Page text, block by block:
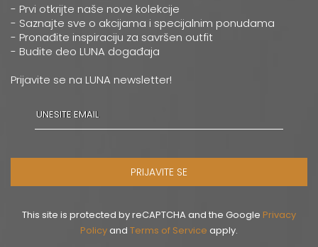
- Prvi otkrijte naše nove kolekcije
- Saznajte sve o akcijama i specijalnim ponudama
- Pronađite inspiraciju za savršen outfit
- Budite deo LUNA događaja
Prijavite se na LUNA newsletter!
PRIJAVITE SE
This site is protected by reCAPTCHA and the Google Privacy
Policyand Terms of Service apply.